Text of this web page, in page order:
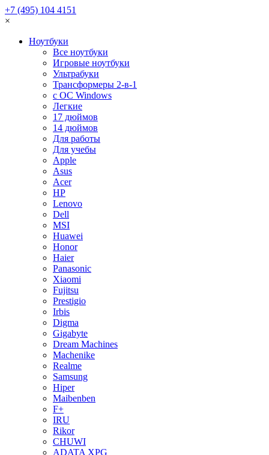
+7 (495) 104 4151
×
Ноутбуки
Все ноутбуки
Игровые ноутбуки
Ультрабуки
Трансформеры 2-в-1
с ОС Windows
Легкие
17 дюймов
14 дюймов
Для работы
Для учебы
Apple
Asus
Acer
HP
Lenovo
Dell
MSI
Huawei
Honor
Haier
Panasonic
Xiaomi
Fujitsu
Prestigio
Irbis
Digma
Gigabyte
Dream Machines
Machenike
Realme
Samsung
Hiper
Maibenben
F+
IRU
Rikor
CHUWI
ADATA XPG